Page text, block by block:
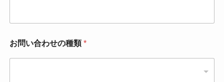
お問い合わせの種類*